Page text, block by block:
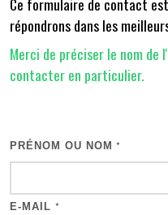
répondrons dans les
Merci de préciser le nom de
contacter en particulier.
PRÉNOM OU NOM *
E-MAIL *